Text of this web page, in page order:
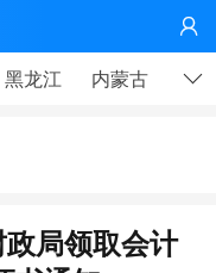

黑龙江 内蒙古 山东
局领取会计